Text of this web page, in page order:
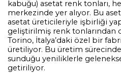
kabuğu) asetat renk tonları,
merkezinde yer alıyor. Bu
asetat üreticileriyle işbirliği
geliştirilmiş renk tonlarından
Torino, İtalya’daki özel bir
üretiliyor. Bu üretim
sunduğu yeniliklerle
getiriliyor.